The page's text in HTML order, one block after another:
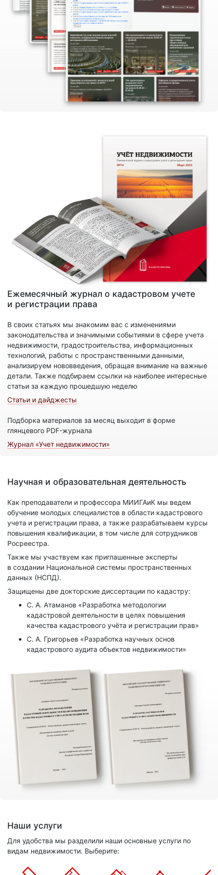
Ежемесячный журнал о кадастровом учете
и регистрации права
В своих статьях мы знакомим вас с изменениями
законодательства и значимыми событиями в сфере учета
недвижимости, градостроительства, информационных
технологий, работы с пространственными данными,
анализируем нововведения, обращая внимание на важные
детали. Также подбираем ссылки на наиболее интересные
статьи за каждую прошедшую неделю
Статьи и дайджесты
Подборка материалов за месяц выходит в форме
глянцевого PDF-журнала
Журнал «Учет недвижимости»
Научная и образовательная деятельность
Как преподаватели и профессора МИИГАиК мы ведем
обучение молодых специалистов в области кадастрового
учета и регистрации права, а также разрабатываем курсы
повышения квалификации, в том числе для сотрудников
Росреестра.
Также мы участвуем как приглашенные эксперты
в создании Национальной системы пространственных
данных (НСПД).
Защищены две докторские диссертации по кадастру:
С. А. Атаманов «Разработка методологии
кадастровой деятельности в целях повышения
качества кадастрового учёта и регистрации прав»
С. А. Григорьев «Разработка научных основ
кадастрового аудита объектов недвижимости»
Наши услуги
Для удобства мы разделили наши основные услуги по
видам недвижимости. Выберите: